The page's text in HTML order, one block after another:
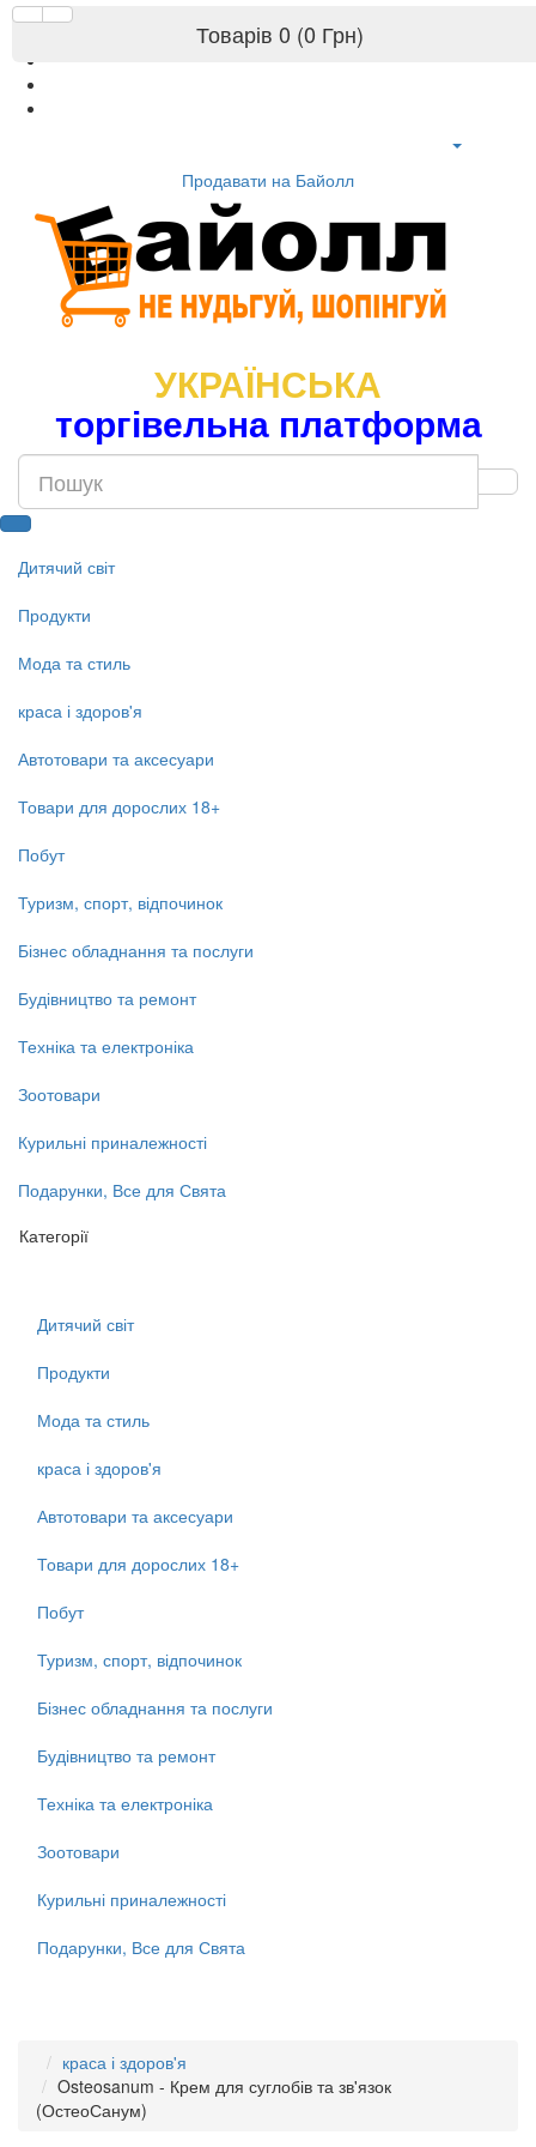
Продавати на Байолл
УКРАЇНСЬКА
торгівельна платформа
Товарів 0 (0 Грн)
Дитячий світ
Продукти
Мода та стиль
краса і здоров'я
Автотовари та аксесуари
Товари для дорослих 18+
Побут
Туризм, спорт, відпочинок
Бізнес обладнання та послуги
Будівництво та ремонт
Техніка та електроніка
Зоотовари
Курильні приналежності
Подарунки, Все для Свята
Категорії
Дитячий світ
Продукти
Мода та стиль
краса і здоров'я
Автотовари та аксесуари
Товари для дорослих 18+
Побут
Туризм, спорт, відпочинок
Бізнес обладнання та послуги
Будівництво та ремонт
Техніка та електроніка
Зоотовари
Курильні приналежності
Подарунки, Все для Свята
краса і здоров'я
Osteosanum - Крем для суглобів та зв'язок
(ОстеоСанум)